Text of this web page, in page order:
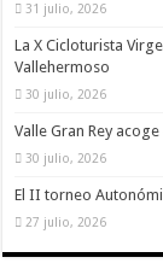
31 julio, 2026
La X Cicloturista
Vallehermoso
30 julio, 2026
Valle Gran Rey
30 julio, 2026
El II torneo
27 julio, 2026